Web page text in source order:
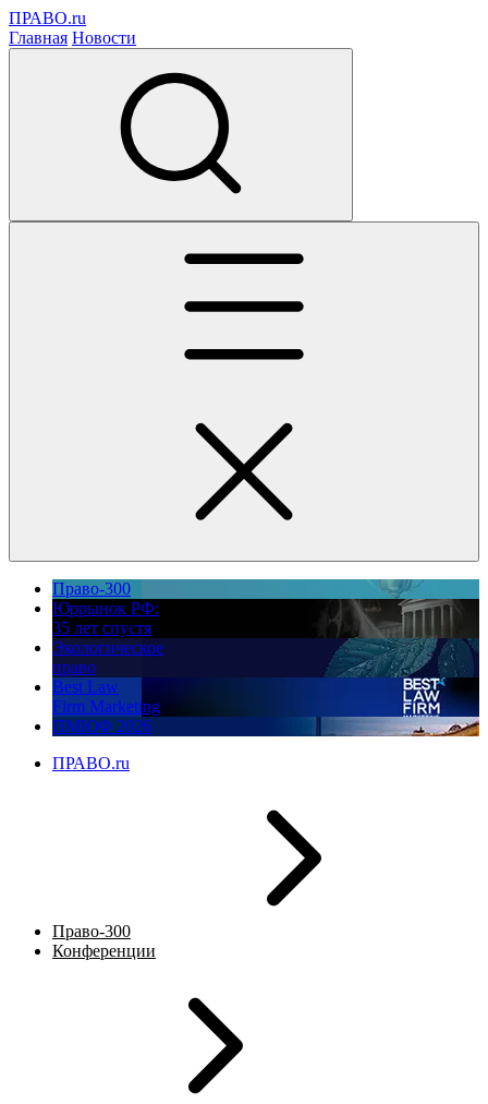
ПРАВО.ru
Главная Новости
Право-300
Юррынок РФ:
35 лет спустя
Экологическое
право
Best Law
Firm Marketing
ПМЮФ 2026
ПРАВО.ru
Право-300
Конференции